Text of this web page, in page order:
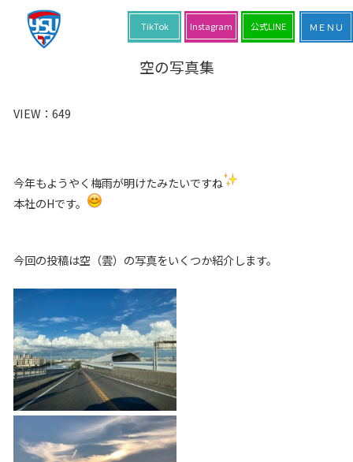
空の写真集
VIEW： 649
今年もようやく梅雨が明けたみたいですね
本社のHです。
今回の投稿は空（雲）の写真をいくつか紹介します。
公式LINE
Instagram
TikTok